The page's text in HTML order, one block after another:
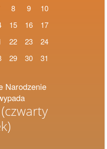
8 9
10
15 16
17
22 23 24
29 30 31
Narodzenie
(czwarty